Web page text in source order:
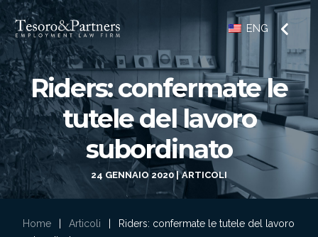
ENG
Riders: confermate le
tutele del lavoro
subordinato
24 GENNAIO 2020 ARTICOLI
Home Articoli
Riders: confermate le tutele del lavoro